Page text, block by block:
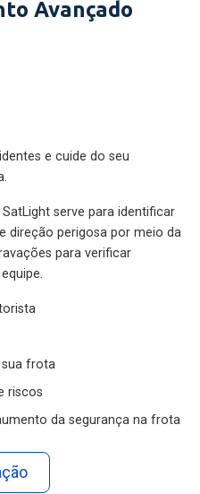
Avançado
e cuide do seu
serve para identificar
direção perigosa por meio da
para verificar
sua frota
riscos
da segurança na frota